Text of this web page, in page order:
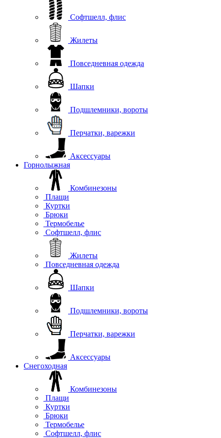
Софтшелл, флис
Жилеты
Повседневная одежда
Шапки
Подшлемники, вороты
Перчатки, варежки
Аксессуары
Горнолыжная
Комбинезоны
Плащи
Куртки
Брюки
Термобелье
Софтшелл, флис
Жилеты
Повседневная одежда
Шапки
Подшлемники, вороты
Перчатки, варежки
Аксессуары
Снегоходная
Комбинезоны
Плащи
Куртки
Брюки
Термобелье
Софтшелл, флис